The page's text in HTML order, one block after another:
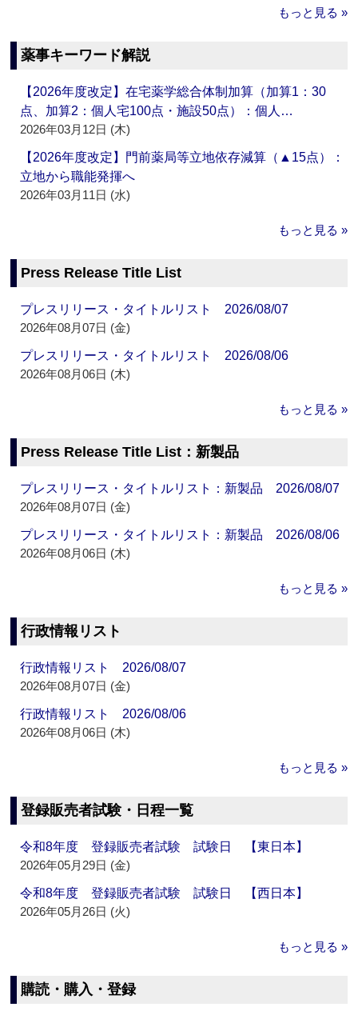
もっと見る »
薬事キーワード解説
【2026年度改定】在宅薬学総合体制加算（加算1：30
点、加算2：個人宅100点・施設50点）：個人…
2026年03月12日 (木)
【2026年度改定】門前薬局等立地依存減算（▲15点）：
立地から職能発揮へ
2026年03月11日 (水)
もっと見る »
Press Release Title List
プレスリリース・タイトルリスト 2026/08/07
2026年08月07日 (金)
プレスリリース・タイトルリスト 2026/08/06
2026年08月06日 (木)
もっと見る »
Press Release Title List：新製品
プレスリリース・タイトルリスト：新製品 2026/08/07
2026年08月07日 (金)
プレスリリース・タイトルリスト：新製品 2026/08/06
2026年08月06日 (木)
もっと見る »
行政情報リスト
行政情報リスト 2026/08/07
2026年08月07日 (金)
行政情報リスト 2026/08/06
2026年08月06日 (木)
もっと見る »
登録販売者試験・日程一覧
令和8年度 登録販売者試験 試験日 【東日本】
2026年05月29日 (金)
令和8年度 登録販売者試験 試験日 【西日本】
2026年05月26日 (火)
もっと見る »
購読・購入・登録